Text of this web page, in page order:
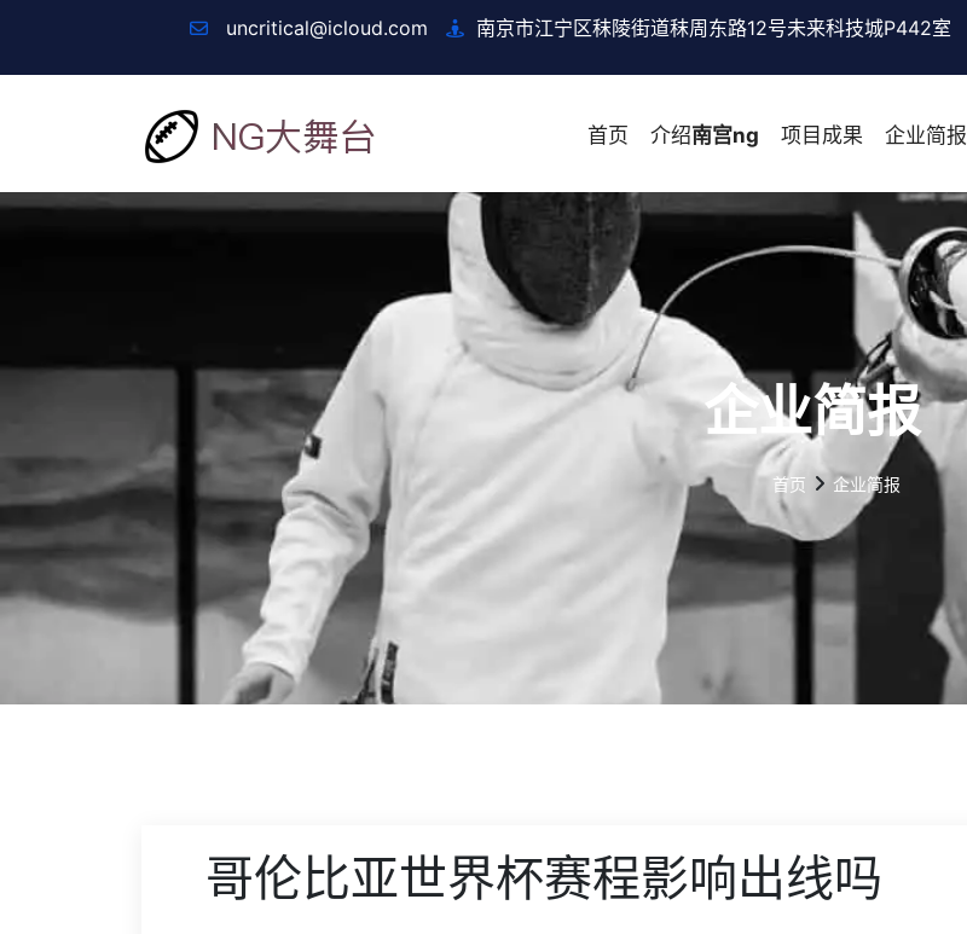
uncritical@icloud.com 南京市江宁区秣陵街道秣周东路12号未来科技城P442室
首页 介绍南宫ng 项目成果 企业简报
企业简报
首页 企业简报
哥伦比亚世界杯赛程影响出线吗